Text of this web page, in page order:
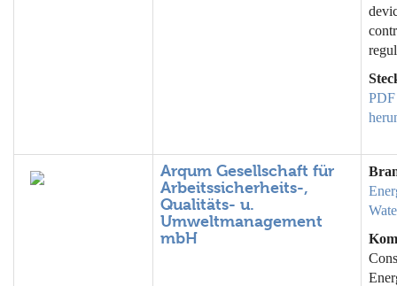
PDF
Arqum Gesellschaft für
Arbeitssicherheits-,
Qualitäts- u.
Umweltmanagement
mbH